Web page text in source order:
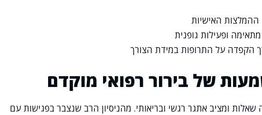
האישיות
ופעילות גופנית
הקפדה על התרופות במידת הצורך
של בירור רפואי מוקדם
ומציב אתגר רגשי ובריאותי. מהניסיון הרב שנצבר בפגישות עם